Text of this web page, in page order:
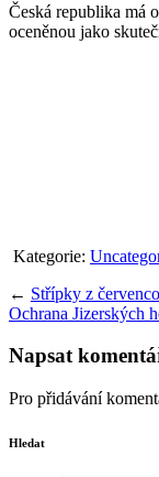
Česká republika má
oceněnou jako
Kategorie:
← Střípky z
Ochrana Jizerských
Napsat
Pro přidávání
Hledat